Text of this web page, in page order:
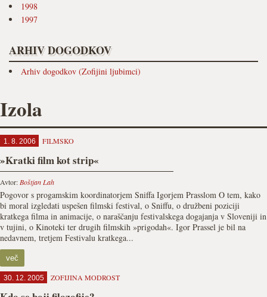
1998
1997
ARHIV DOGODKOV
Arhiv dogodkov (Zofijini ljubimci)
Izola
1. 8. 2006 FILMSKO
»Kratki film kot strip«
Avtor: Boštjan Lah
Pogovor s progamskim koordinatorjem Sniffa Igorjem Prasslom O tem, kako
bi moral izgledati uspešen filmski festival, o Sniffu, o družbeni poziciji
kratkega filma in animacije, o naraščanju festivalskega dogajanja v Sloveniji in
v tujini, o Kinoteki ter drugih filmskih »prigodah«. Igor Prassel je bil na
nedavnem, tretjem Festivalu kratkega...
več
30. 12. 2005 ZOFIJINA MODROST